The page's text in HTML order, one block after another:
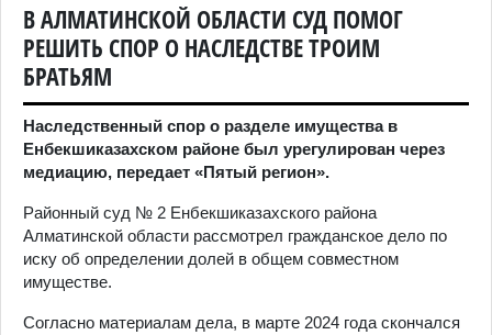
В АЛМАТИНСКОЙ ОБЛАСТИ СУД ПОМОГ
РЕШИТЬ СПОР О НАСЛЕДСТВЕ ТРОИМ
БРАТЬЯМ
Наследственный спор о разделе имущества в
Енбекшиказахском районе был урегулирован через
медиацию, передает «Пятый регион».
Районный суд № 2 Енбекшиказахского района
Алматинской области рассмотрел гражданское дело по
иску об определении долей в общем совместном
имуществе.
Согласно материалам дела, в марте 2024 года скончался